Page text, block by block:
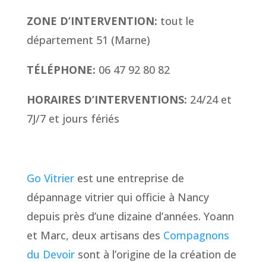
ZONE D’INTERVENTION: tout le
département 51 (Marne)
TÉLÉPHONE: 06 47 92 80 82
HORAIRES D’INTERVENTIONS: 24/24 et
7J/7 et jours fériés
Go Vitrierest une entreprise de
dépannage vitrier qui officie à Nancy
depuis près d’une dizaine d’années. Yoann
et Marc, deux artisans des Compagnons
du Devoirsont à l’origine de la création de